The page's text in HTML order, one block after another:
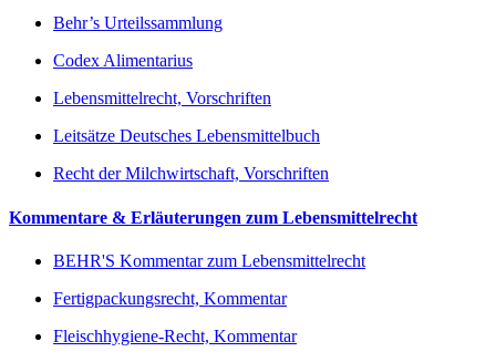
Behr’s Urteilssammlung
Codex Alimentarius
Lebensmittelrecht, Vorschriften
Leitsätze Deutsches Lebensmittelbuch
Recht der Milchwirtschaft, Vorschriften
Kommentare & Erläuterungen zum Lebensmittelrecht
BEHR'S Kommentar zum Lebensmittelrecht
Fertigpackungsrecht, Kommentar
Fleischhygiene-Recht, Kommentar